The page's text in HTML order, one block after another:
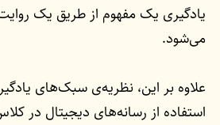
یادگیری یک مفهوم از طریق یک
می‌شود.
علاوه بر این، نظریه‌ی سبک‌های
استفاده از رسانه‌های دیجیتال در